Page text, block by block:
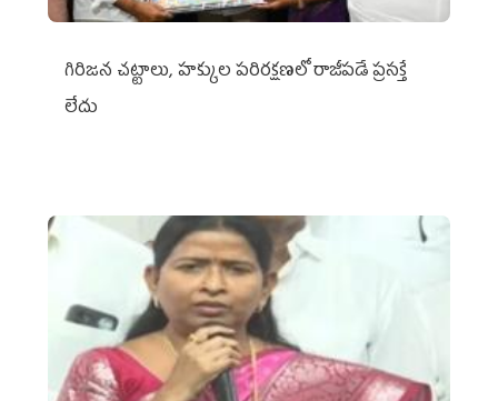
గిరిజన చట్టాలు, హక్కుల పరిరక్షణలో రాజీపడే ప్రసక్తే
లేదు